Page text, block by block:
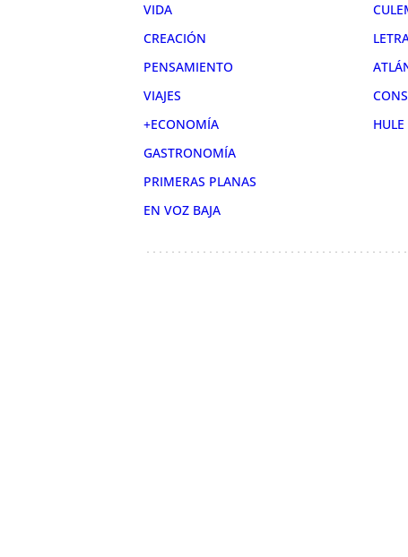
VIDA
CREACIÓN
PENSAMIENTO
VIAJES
+ECONOMÍA
GASTRONOMÍA
PRIMERAS PLANAS
EN VOZ BAJA